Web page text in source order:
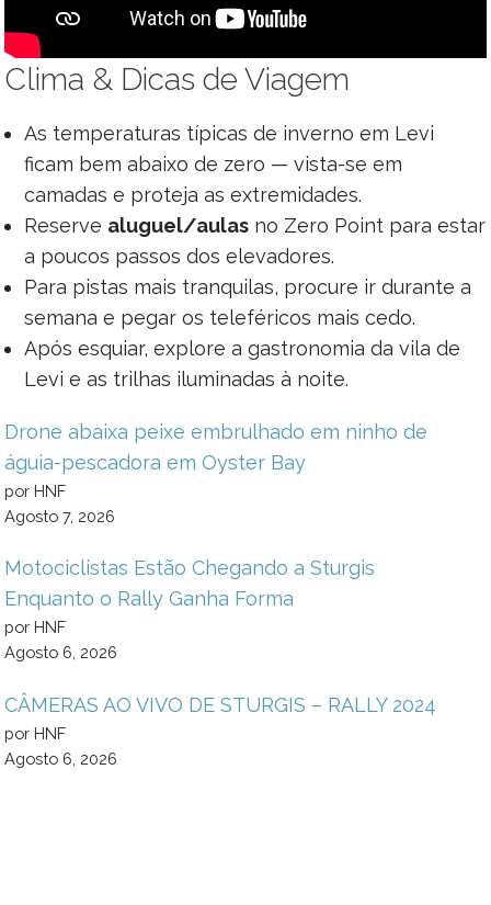
Clima & Dicas de Viagem
As temperaturas típicas de inverno em Levi
ficam bem abaixo de zero — vista-se em
camadas e proteja as extremidades.
Reserve aluguel/aulasno Zero Point para estar
a poucos passos dos elevadores.
Para pistas mais tranquilas, procure ir durante a
semana e pegar os teleféricos mais cedo.
Após esquiar, explore a gastronomia da vila de
Levi e as trilhas iluminadas à noite.
Drone abaixa peixe embrulhado em ninho de
águia-pescadora em Oyster Bay
por HNF
Agosto 7, 2026
Motociclistas Estão Chegando a Sturgis
Enquanto o Rally Ganha Forma
por HNF
Agosto 6, 2026
CÂMERAS AO VIVO DE STURGIS – RALLY 2024
por HNF
Agosto 6, 2026